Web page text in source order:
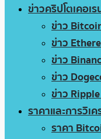
ข่าวคริปโตเคอเ
ข่าว
ข่าว
ข่าว
ข่าว
ข่าว
ราคาและการวิเค
ราคา